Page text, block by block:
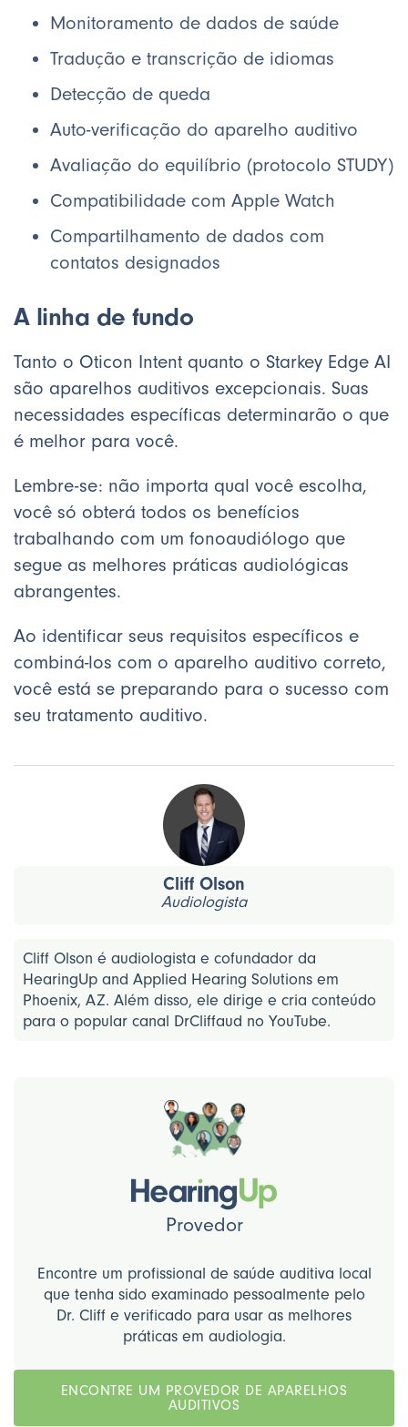
Monitoramento de dados de saúde
Tradução e transcrição de idiomas
Detecção de queda
Auto-verificação do aparelho auditivo
Avaliação do equilíbrio (protocolo STUDY)
Compatibilidade com Apple Watch
Compartilhamento de dados com
contatos designados
A linha de fundo
Tanto o Oticon Intent quanto o Starkey Edge AI
são aparelhos auditivos excepcionais. Suas
necessidades específicas determinarão o que
é melhor para você.
Lembre-se: não importa qual você escolha,
você só obterá todos os benefícios
trabalhando com um fonoaudiólogo que
segue as melhores práticas audiológicas
abrangentes.
Ao identificar seus requisitos específicos e
combiná-los com o aparelho auditivo correto,
você está se preparando para o sucesso com
seu tratamento auditivo.
Cliff Olson
Audiologista
Cliff Olson é audiologista e cofundador da
HearingUp and Applied Hearing Solutions em
Phoenix, AZ. Além disso, ele dirige e cria conteúdo
para o popular canal DrCliffaud no YouTube.
Provedor
Encontre um profissional de saúde auditiva local
que tenha sido examinado pessoalmente pelo
Dr. Cliff e verificado para usar as melhores
práticas em audiologia.
ENCONTRE UM PROVEDOR DE APARELHOS
AUDITIVOS